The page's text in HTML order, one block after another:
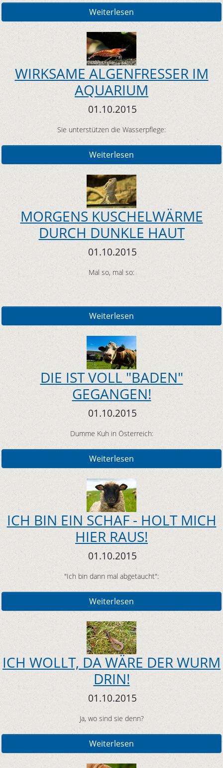
Weiterlesen
WIRKSAME ALGENFRESSER IM
AQUARIUM
01.10.2015
Sie unterstützen die Wasserpflege:
Weiterlesen
MORGENS KUSCHELWÄRME
DURCH DUNKLE HAUT
01.10.2015
Mal so, mal so:
Weiterlesen
DIE IST VOLL "BADEN"
GEGANGEN!
01.10.2015
Dumme Kuh in Österreich:
Weiterlesen
ICH BIN EIN SCHAF - HOLT MICH
HIER RAUS!
01.10.2015
"Ich bin dann mal abgetaucht":
Weiterlesen
ICH WOLLT, DA WÄRE DER WURM
DRIN!
01.10.2015
Ja, wo sind sie denn?
Weiterlesen